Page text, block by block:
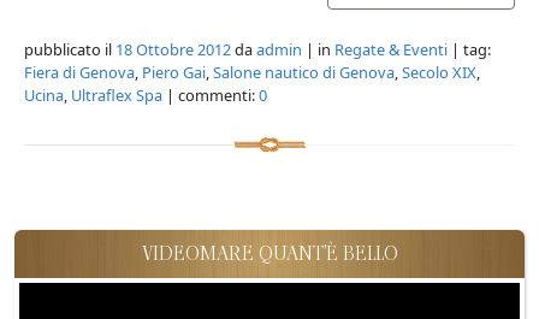
pubblicato il 18 Ottobre 2012daadmin | in Regate & Eventi | tag:
Fiera di Genova, Piero Gai,Salone nautico di Genova,Secolo XIX,
Ucina, Ultraflex Spa | commenti:0
VIDEOMARE QUANT'È BELLO